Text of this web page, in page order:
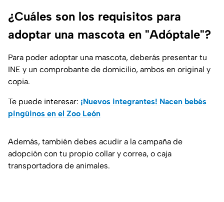
¿Cuáles son los requisitos para
adoptar una mascota en "Adóptale"?
Para poder adoptar una mascota, deberás presentar tu
INE y un comprobante de domicilio, ambos en original y
copia.
Te puede interesar: ¡Nuevos integrantes! Nacen bebés
pingüinos en el Zoo León
Además, también debes acudir a la campaña de
adopción con tu propio collar y correa, o caja
transportadora de animales.